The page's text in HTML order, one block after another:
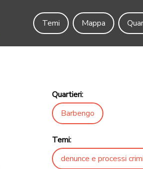
Temi
Mappa
Quartieri:
Barbengo
Temi:
denunce e processi